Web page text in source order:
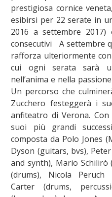
prestigiosa cornice
esibirsi per 22 serate in
2016 a settembre
consecutivi A settembre
rafforza ulteriormente
cui ogni serata sarà
nell’anima e nella
Un percorso che
Zucchero festeggerà i
anfiteatro di Verona.
suoi più grandi
composta da Polo Jones
Dyson (guitars, bvs),
and synth), Mario
(drums), Nicola Peruch
Carter (drums,